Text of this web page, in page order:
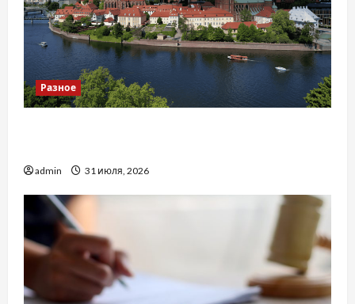
Разное
admin 31 июля, 2026